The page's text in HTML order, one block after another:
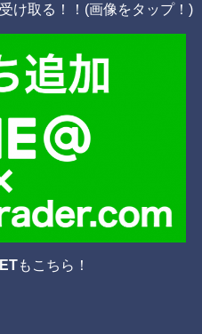
け取る！！(画像をタップ！)
もこちら！